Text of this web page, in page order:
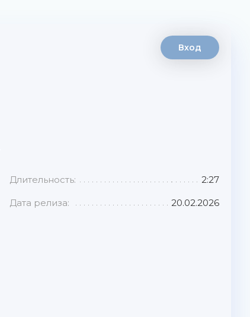
Вход
Длительность: 2:27
Дата релиза: 20.02.2026